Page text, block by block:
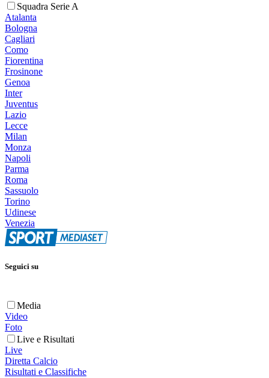
Squadra Serie A
Atalanta
Bologna
Cagliari
Como
Fiorentina
Frosinone
Genoa
Inter
Juventus
Lazio
Lecce
Milan
Monza
Napoli
Parma
Roma
Sassuolo
Torino
Udinese
Venezia
Seguici su
Media
Video
Foto
Live e Risultati
Live
Diretta Calcio
Risultati e Classifiche